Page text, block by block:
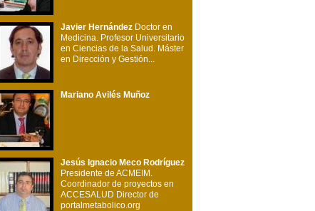
Javier Hernández Doctor en
Medicina. Profesor Universitario
en Ciencias de la Salud. Máster
en Dirección y Gestión...
Mariano Avilés Muñoz
Jesús Ignacio Meco Rodríguez
Presidente de ACMEIM.
Coordinador de proyectos en
ACCESALUD Director de
portalmetabolico.org